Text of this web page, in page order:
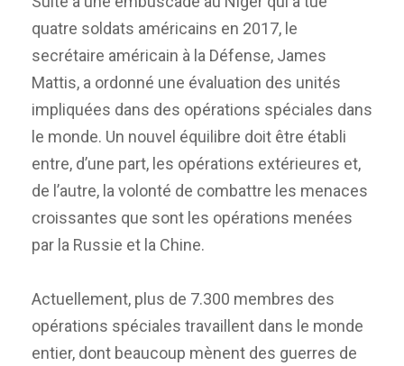
quatre soldats américains en 2017, le
secrétaire américain à la Défense, James
Mattis, a ordonné une évaluation des unités
impliquées dans des opérations spéciales dans
le monde. Un nouvel équilibre doit être établi
entre, d’une part, les opérations extérieures et,
de l’autre, la volonté de combattre les menaces
croissantes que sont les opérations menées
par la Russie et la Chine.
Actuellement, plus de 7.300 membres des
opérations spéciales travaillent dans le monde
entier, dont beaucoup mènent des guerres de